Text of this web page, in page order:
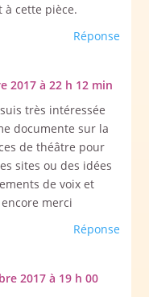
à cette pièce.
Réponse
2017 à 22 h 12 min
très intéressée
documente sur la
de théâtre pour
sites ou des idées
de voix et
merci
Réponse
2017 à 19 h 00